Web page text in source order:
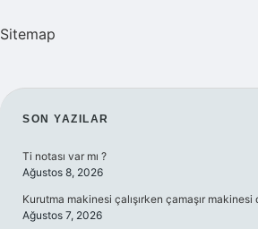
Sitemap
SIDEBAR
SON YAZILAR
Ti notası var mı ?
Ağustos 8, 2026
Kurutma makinesi çalışırken çamaşır makinesi
Ağustos 7, 2026